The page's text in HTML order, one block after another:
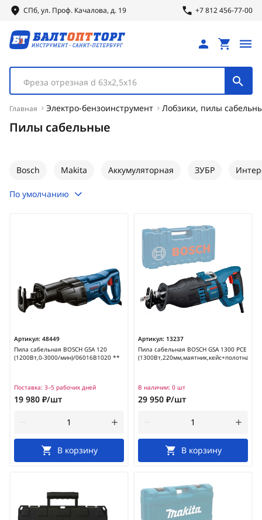
СПб, ул. Проф. Качалова, д. 19 +7 812 456-77-00
Фреза отрезная d 63х2,5х16
Главная Электро-бензоинструмент Лобзики, пилы
Пилы сабельные
Bosch Makita Аккумуляторная ЗУБР
По умолчанию
Артикул: 48449
Пила сабельная BOSCH GSA 120
(1200Вт,0-3000/мин)/06016B1020 **
Поставка: 3–5 рабочих дней
19 980 ₽/шт
В корзину
Артикул: 13237
Пила сабельная BOSCH GSA 1300 PCE
(1300Вт,220мм,маятник,кейс+полотна)/
В наличии: 0 шт
29 950 ₽/шт
В корзину